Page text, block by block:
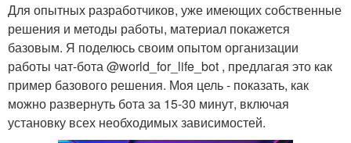
Для опытных разработчиков, уже имеющих собственные
решения и методы работы, материал покажется
базовым. Я поделюсь своим опытом организации
работы чат-бота @world_for_life_bot , предлагая это как
пример базового решения. Моя цель - показать, как
можно развернуть бота за 15-30 минут, включая
установку всех необходимых зависимостей.